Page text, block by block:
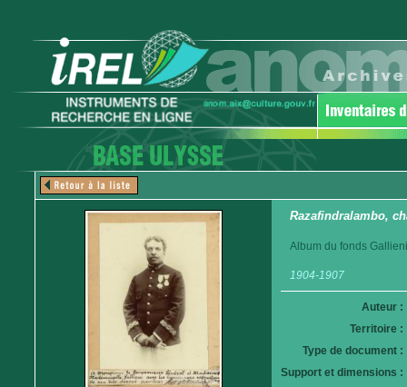
Razafindralambo,
Album du fonds
1904-1907
Auteur :
Territoire :
Type de document :
Support et dimensions :